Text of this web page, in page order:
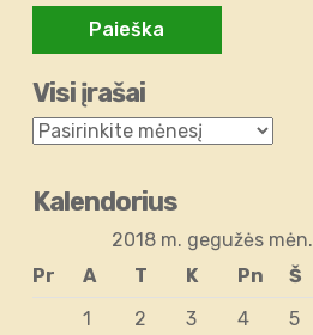
Visi įrašai
Kalendorius
2018 m. gegužės mėn.
Pr
A T K Pn Š
1
2 3 4 5